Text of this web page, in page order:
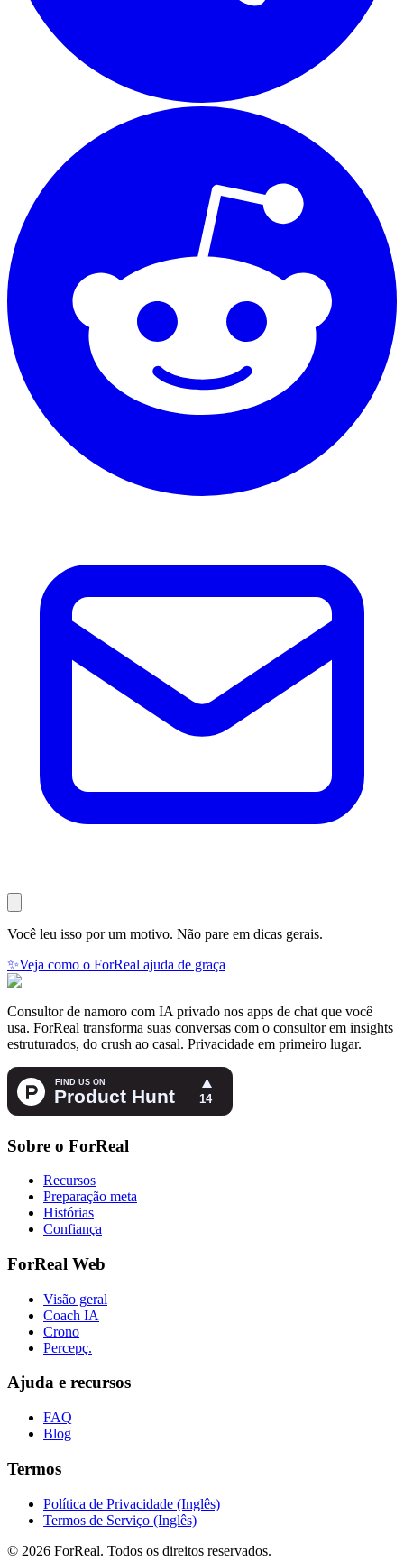
Você leu isso por um motivo. Não pare em dicas gerais.
✨Veja como o ForReal ajuda de graça
Consultor de namoro com IA privado nos apps de chat que você
usa. ForReal transforma suas conversas com o consultor em insights
estruturados, do crush ao casal. Privacidade em primeiro lugar.
Sobre o ForReal
Recursos
Preparação meta
Histórias
Confiança
ForReal Web
Visão geral
Coach IA
Crono
Percepç.
Ajuda e recursos
FAQ
Blog
Termos
Política de Privacidade (Inglês)
Termos de Serviço (Inglês)
© 2026 ForReal. Todos os direitos reservados.